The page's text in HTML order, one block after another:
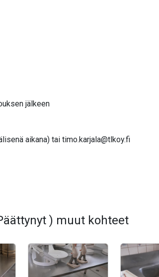
jälkeen
aikana) tai timo.karjala@tlkoy.fi
) muut kohteet